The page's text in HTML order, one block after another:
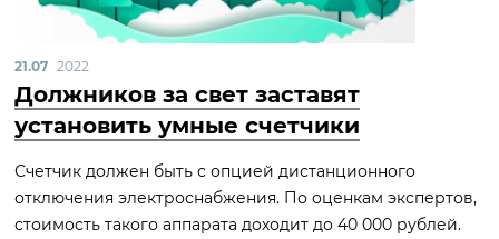
21.07 2022
Должников за свет заставят
установить умные счетчики
Счетчик должен быть с опцией дистанционного
отключения электроснабжения. По оценкам экспертов,
стоимость такого аппарата доходит до 40 000 рублей.